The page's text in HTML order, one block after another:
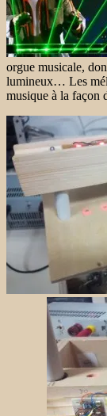
orgue musicale,
lumineux… Les
musique à la façon